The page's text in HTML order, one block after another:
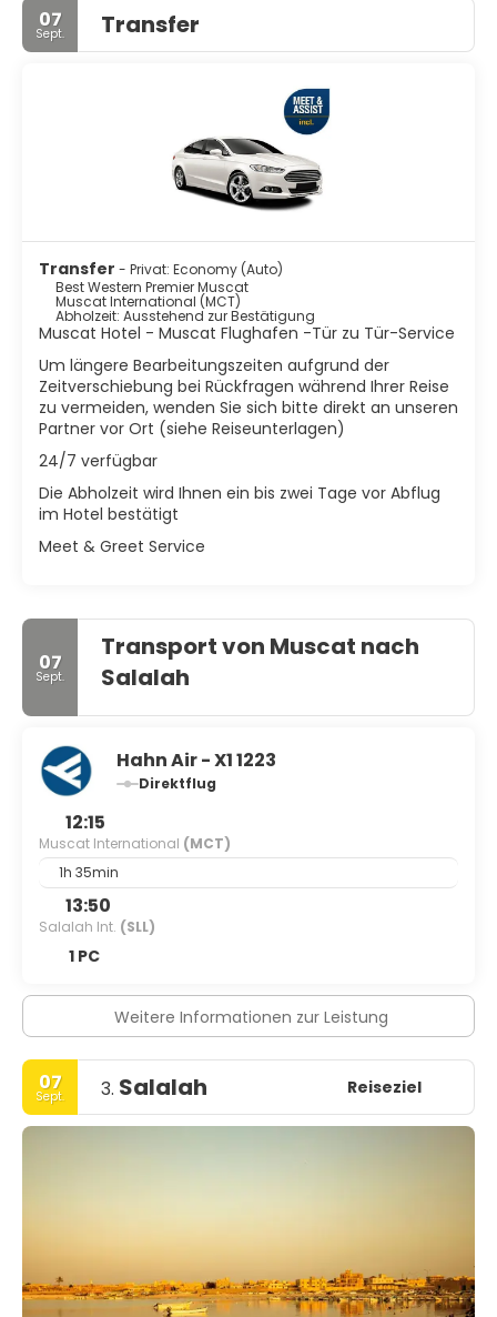
07
Sept. Transfer
Transfer - Privat: Economy (Auto)
Best Western Premier Muscat
Muscat International (MCT)
Abholzeit: Ausstehend zur Bestätigung
Muscat Hotel - Muscat Flughafen -Tür zu Tür-Service
Um längere Bearbeitungszeiten aufgrund der
Zeitverschiebung bei Rückfragen während Ihrer Reise
zu vermeiden, wenden Sie sich bitte direkt an unseren
Partner vor Ort (siehe Reiseunterlagen)
24/7 verfügbar
Die Abholzeit wird Ihnen ein bis zwei Tage vor Abflug
im Hotel bestätigt
Meet & Greet Service
07
Sept.
Transport von Muscat nach
Salalah
Hahn Air - X1 1223
Direktflug
12:15
Muscat International (MCT)
1h 35min
13:50
Salalah Int. (SLL)
1 PC
Weitere Informationen zur Leistung
07
Sept. 3. Salalah Reiseziel